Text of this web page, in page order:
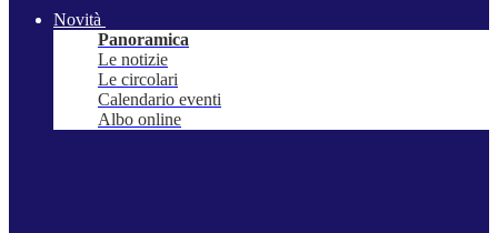
Novità
Panoramica
Le notizie
Le circolari
Calendario eventi
Albo online